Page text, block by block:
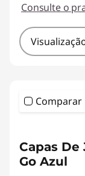
Consulte o
Comparar
Capas
Go Azul